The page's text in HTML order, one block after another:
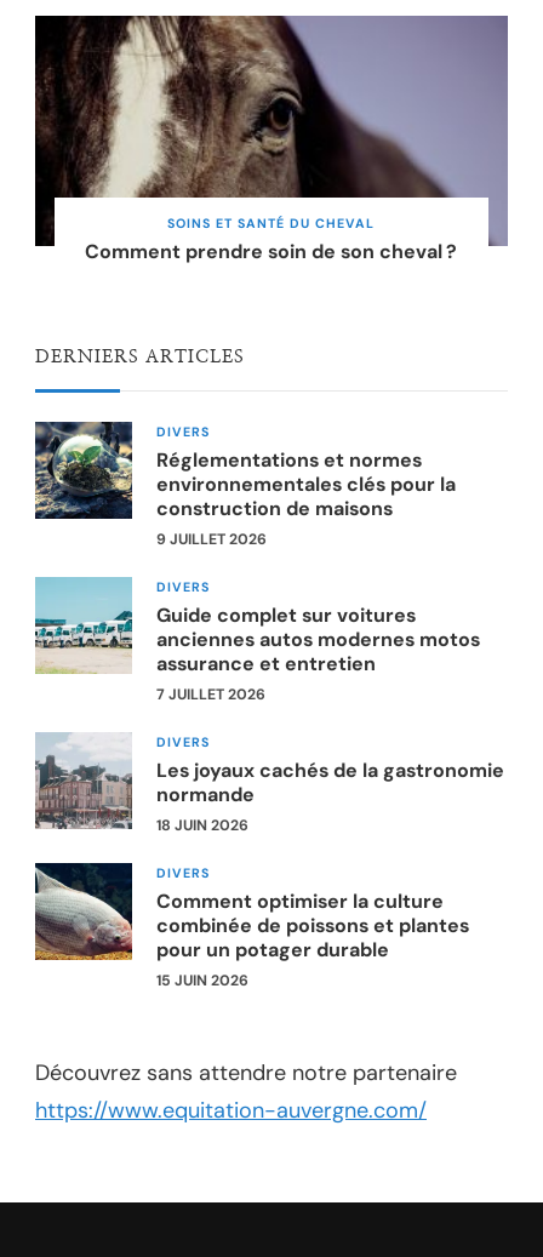
SOINS ET SANTÉ DU CHEVAL
Comment prendre soin de son cheval ?
DERNIERS ARTICLES
DIVERS
Réglementations et normes
environnementales clés pour la
construction de maisons
9 JUILLET 2026
DIVERS
Guide complet sur voitures
anciennes autos modernes motos
assurance et entretien
7 JUILLET 2026
DIVERS
Les joyaux cachés de la gastronomie
normande
18 JUIN 2026
DIVERS
Comment optimiser la culture
combinée de poissons et plantes
pour un potager durable
15 JUIN 2026
Découvrez sans attendre notre partenaire
https://www.equitation-auvergne.com/